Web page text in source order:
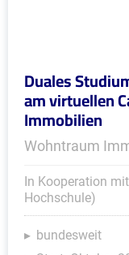
Duales
am virtuellen
Immobilien
Wohntraum
In Kooperation
Hochschule)
bundesweit